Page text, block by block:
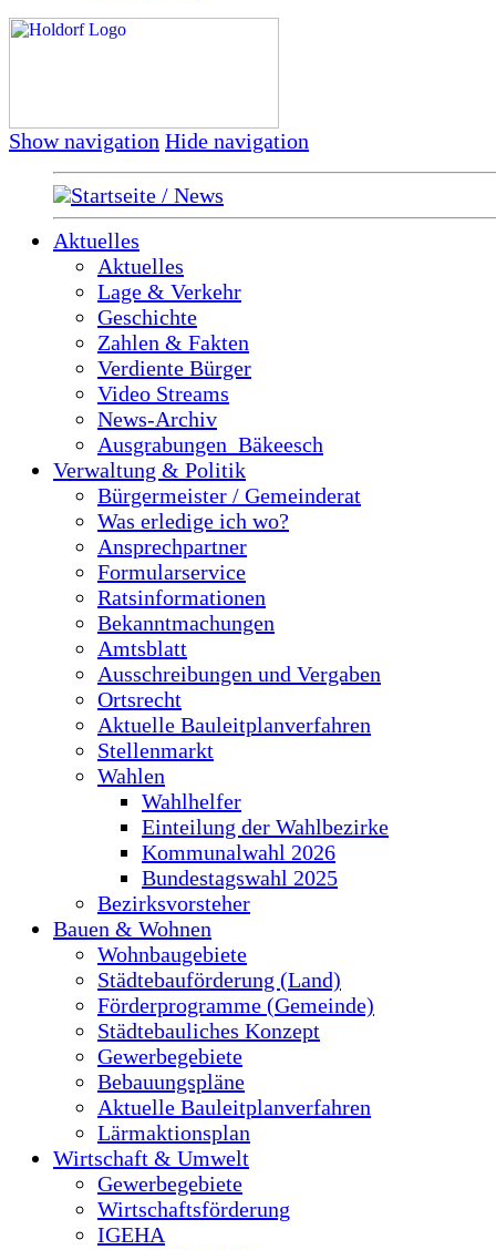
Show navigation Hide navigation
Startseite / News
Aktuelles
Aktuelles
Lage & Verkehr
Geschichte
Zahlen & Fakten
Verdiente Bürger
Video Streams
News-Archiv
Ausgrabungen_Bäkeesch
Verwaltung & Politik
Bürgermeister / Gemeinderat
Was erledige ich wo?
Ansprechpartner
Formularservice
Ratsinformationen
Bekanntmachungen
Amtsblatt
Ausschreibungen und Vergaben
Ortsrecht
Aktuelle Bauleitplanverfahren
Stellenmarkt
Wahlen
Wahlhelfer
Einteilung der Wahlbezirke
Kommunalwahl 2026
Bundestagswahl 2025
Bezirksvorsteher
Bauen & Wohnen
Wohnbaugebiete
Städtebauförderung (Land)
Förderprogramme (Gemeinde)
Städtebauliches Konzept
Gewerbegebiete
Bebauungspläne
Aktuelle Bauleitplanverfahren
Lärmaktionsplan
Wirtschaft & Umwelt
Gewerbegebiete
Wirtschaftsförderung
IGEHA